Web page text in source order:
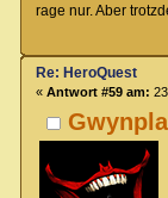
rage nur. Aber
Re: HeroQuest
« Antwort #59 am: